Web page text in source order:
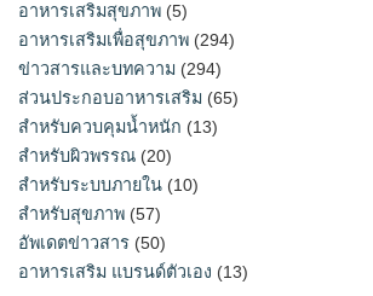
อาหารเสริมสุขภาพ (5)
อาหารเสริมเพื่อสุขภาพ (294)
ข่าวสารและบทความ (294)
ส่วนประกอบอาหารเสริม (65)
สำหรับควบคุมน้ำหนัก (13)
สำหรับผิวพรรณ (20)
สำหรับระบบภายใน (10)
สำหรับสุขภาพ (57)
อัพเดตข่าวสาร (50)
อาหารเสริม แบรนด์ตัวเอง (13)